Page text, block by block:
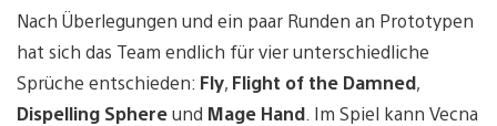
Nach Überlegungen und ein paar Runden an Prototypen
hat sich das Team endlich für vier unterschiedliche
Sprüche entschieden: Fly, Flight of the Damned,
Dispelling Sphereund Mage Hand . Im Spiel kann Vecna